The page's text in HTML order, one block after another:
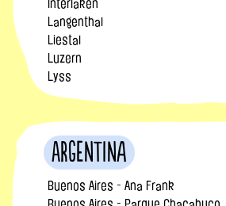
Interlaken
Langenthal
Liestal
Luzern
Lyss
Argentina
Buenos Aires - Ana Frank